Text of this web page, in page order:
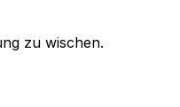
zu wischen.